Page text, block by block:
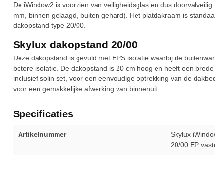
De iWindow2 is voorzien van veiligheidsglas en dus
mm, binnen gelaagd, buiten gehard). Het platdakraam is
dakopstand type 20/00.
Skylux dakopstand 20/00
Deze dakopstand is gevuld met EPS isolatie waarbij de
betere isolatie. De dakopstand is 20 cm hoog en heeft een
inclusief solin set, voor een eenvoudige optrekking van de
voor een gemakkelijke afwerking van binnenuit.
Specificaties
Artikelnummer
Skylux
20/00 EP